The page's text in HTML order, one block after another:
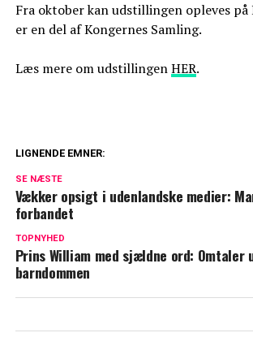
Fra oktober kan udstillingen opleves på
er en del af Kongernes Samling.
Læs mere om udstillingenHER.
med James Bond: "Vil gerne
LIGNENDE EMNER:
SE NÆSTE
Vækker opsigt i udenlandske medier:
forbandet
TOPNYHED
Prins William med sjældne ord: Omtaler
barndommen